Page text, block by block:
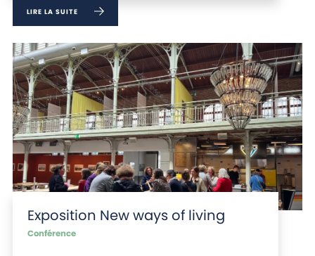
LIRE LA SUITE
Exposition New ways of living
Conférence